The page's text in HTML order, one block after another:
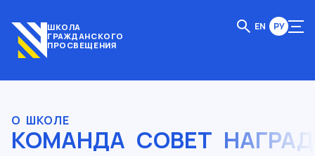
ШКОЛА
ГРАЖДАНСКОГО
ПРОСВЕЩЕНИЯ
EN РУ
О ШКОЛЕ
КОМАНДА СОВЕТ